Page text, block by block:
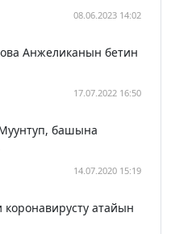
08.06.2023 14:02
Анжеликанын бетин
17.07.2022 16:50
башына
14.07.2020 15:19
атайын